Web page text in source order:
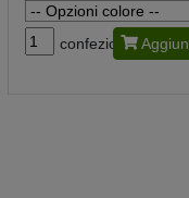
confezione